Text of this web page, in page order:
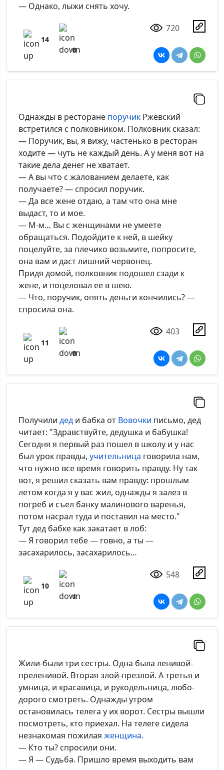
— Однако, лыжи снять хочу.
14
0
720
Однажды в ресторане поручик Ржевский
встретился с полковником. Полковник сказал:
— Поручик, вы, я вижу, частенько в ресторан
ходите — чуть не каждый день. А у меня вот на
такие дела денег не хватает.
— А вы что с жалованием делаете, как
получаете? — спросил поручик.
— Да все жене отдаю, а там что она мне
выдаст, то и мое.
— М-м… Вы с женщинами не умеете
обращаться. Подойдите к ней, в шейку
поцелуйте, за плечико возьмите, попросите,
она вам и даст лишний червонец.
Придя домой, полковник подошел сзади к
жене, и поцеловал ее в шею.
— Что, поручик, опять деньги кончились? —
спросила она.
11
0
403
Получили дед и бабка от Вовочки письмо, дед
читает: "Здравствуйте, дедушка и бабушка!
Сегодня я первый раз пошел в школу и у нас
был урок правды, учительница говорила нам,
что нужно все время говорить правду. Ну так
вот, я решил сказать вам правду: прошлым
летом когда я у вас жил, однажды я залез в
погреб и съел банку малинового варенья,
потом насрал туда и поставил на место."
Тут дед бабке как закатает в лоб:
— Я говорил тебе — говно, а ты —
засахарилось, засахарилось…
10
1
548
Жили-были три сестры. Одна была ленивой-
преленивой. Вторая злой-презлой. А третья и
умница, и красавица, и рукодельница, любо-
дорого смотреть. Однажды утром
остановилась телега у их ворот. Сестры вышли
посмотреть, кто приехал. На телеге сидела
незнакомая пожилая женщина.
— Кто ты? спросили они.
— Я — Судьба. Пришло время выходить вам